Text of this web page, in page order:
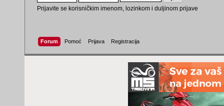
Prijavite se korisničkim imenom, lozinkom i duljinom prijave
Forum Pomoć Prijava Registracija